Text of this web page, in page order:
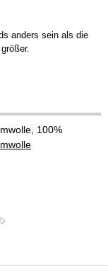
anders sein als die
100%